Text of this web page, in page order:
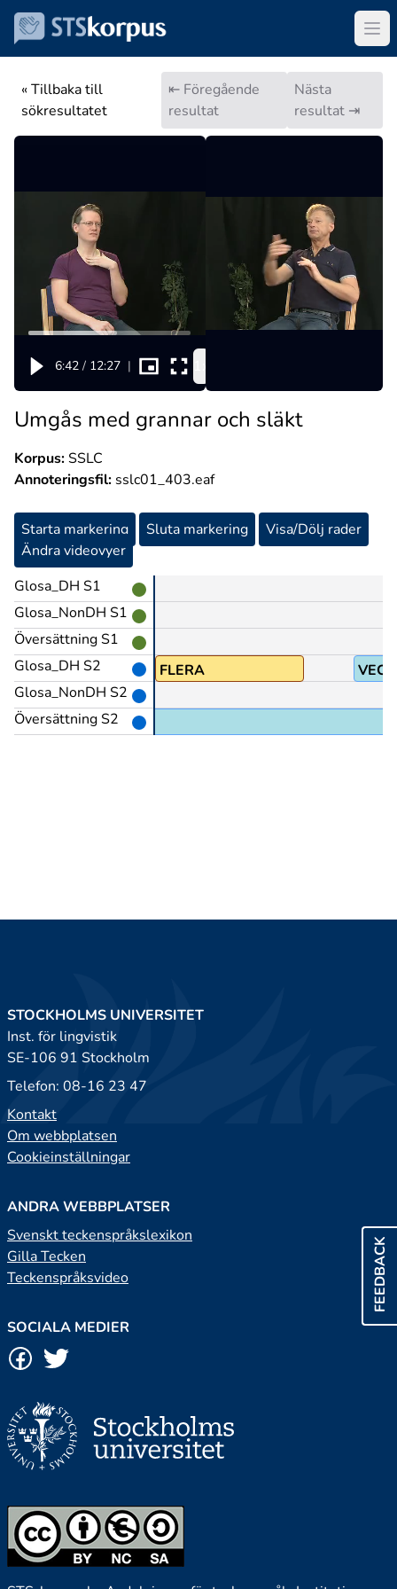
« Tillbaka till
sökresultatet
⇤ Föregående
resultat
Nästa
resultat ⇥
6:42 / 12:27 |
Umgås med grannar och släkt
Korpus:SSLC
Annoteringsfil: sslc01_403.eaf
Starta markering Sluta markering
Visa/Dölj rader
Ändra videovyer
Glosa_DH S1
Glosa_NonDH S1
Översättning S1
Glosa_DH S2
Glosa_NonDH S2
Översättning S2
FLERA
FEEDBACK
STOCKHOLMS UNIVERSITET
Inst. för lingvistik
SE-106 91 Stockholm
Telefon: 08-16 23 47
Kontakt
Om webbplatsen
Cookieinställningar
ANDRA WEBBPLATSER
Svenskt teckenspråkslexikon
Gilla Tecken
Teckenspråksvideo
SOCIALA MEDIER